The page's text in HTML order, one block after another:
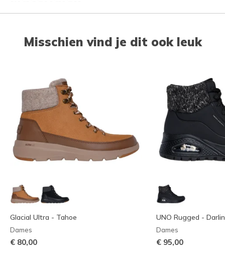
Misschien vind je dit ook leuk
Glacial Ultra - Tahoe
Dames
€ 80,00
UNO Rugged -
Dames
€ 95,00